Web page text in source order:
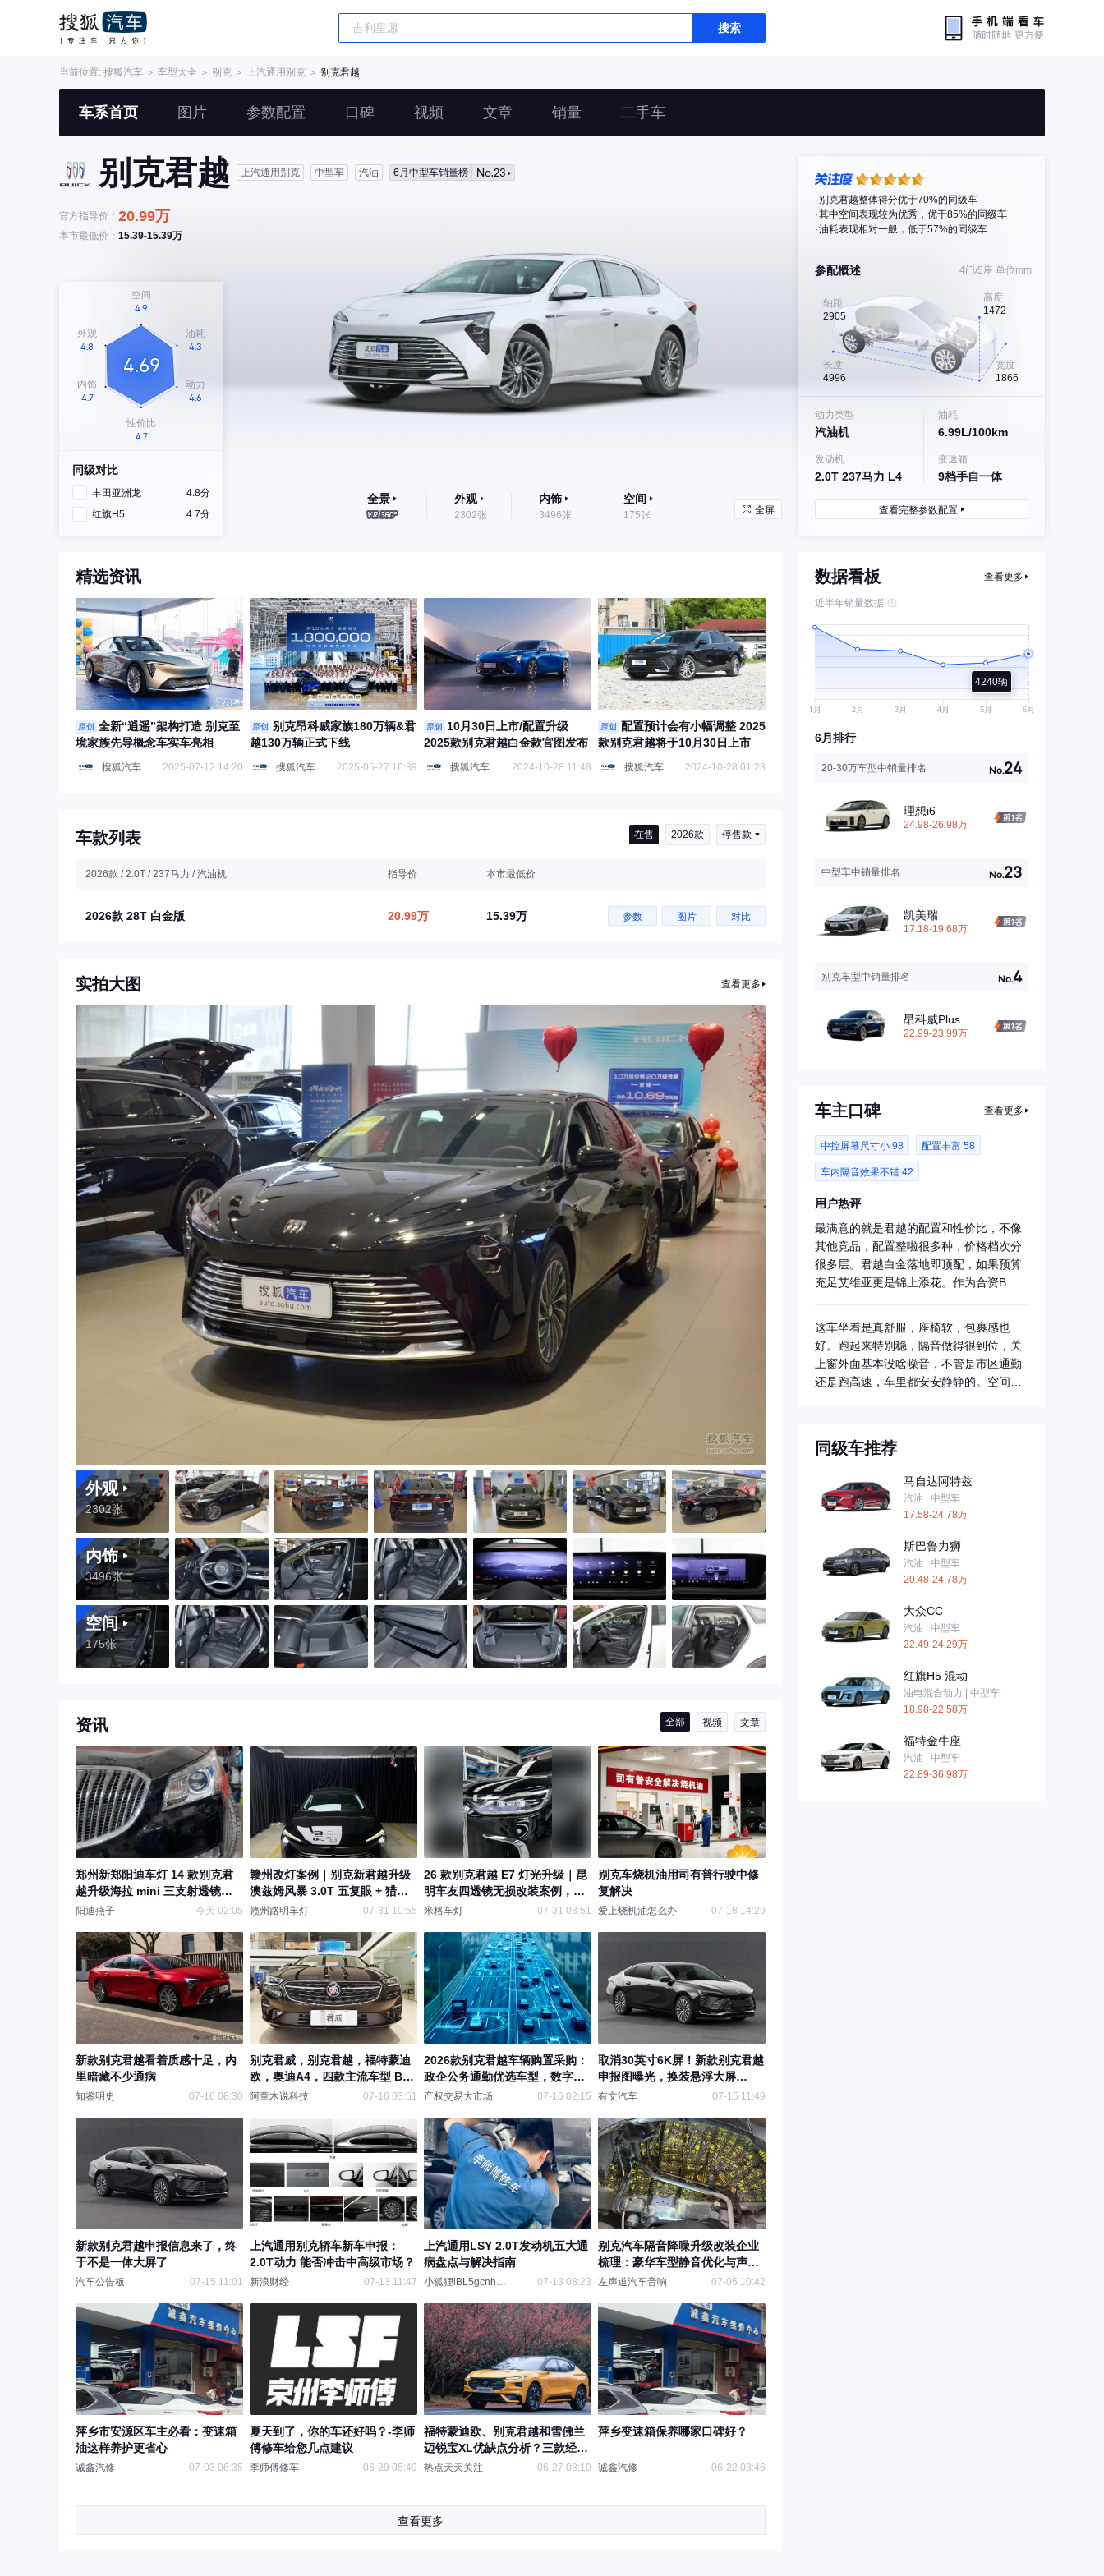
搜索
当前位置: 搜狐汽车 ＞ 车型大全 ＞ 别克 ＞ 上汽通用别克 ＞ 别克君越
车系首页 图片 参数配置 口碑 视频 文章 销量 二手车
别克君越 上汽通用别克 中型车 汽油 6月中型车销量榜 No.23
官方指导价： 20.99万
本市最低价： 15.39-15.39万
同级对比
丰田亚洲龙
4.8分
红旗H5
4.7分
全景 外观
2302张
内饰
3496张
空间
175张 全屏
别克君越整体得分优于70%的同级车
其中空间表现较为优秀，优于85%的同级车
油耗表现相对一般，低于57%的同级车
参配概述 4门/5座 单位mm
轴距
2905
高度
1472
长度
4996
宽度
1866
动力类型
汽油机
油耗
6.99L/100km
发动机
2.0T 237马力 L4
变速箱
9档手自一体
查看完整参数配置
精选资讯
原创
全新“逍遥”架构打造 别克至
境家族先导概念车实车亮相
搜狐汽车 2025-07-12 14:20
原创
别克昂科威家族180万辆&君
越130万辆正式下线
搜狐汽车 2025-05-27 16:39
原创
10月30日上市/配置升级
2025款别克君越白金款官图发布
搜狐汽车 2024-10-28 11:48
原创
配置预计会有小幅调整 2025
款别克君越将于10月30日上市
搜狐汽车 2024-10-28 01:23
车款列表 在售 2026款 停售款
2026款 / 2.0T / 237马力 / 汽油机 指导价 本市最低价
2026款 28T 白金版 20.99万 15.39万 参数 图片 对比
实拍大图 查看更多
外观
2302张
内饰
3496张
空间
175张
资讯 全部 视频 文章
郑州新郑阳迪车灯 14 款别克君
越升级海拉 mini 三支射透镜改
装案例实测效果分享
阳迪燕子 今天 02:05
赣州改灯案例｜别克新君越升级
澳兹姆风暴 3.0T 五复眼 + 猎阵
者矩阵模组，提升夜间行车安全
赣州路明车灯 07-31 10:55
26 款别克君越 E7 灯光升级｜昆
明车友四透镜无损改装案例，高
速山路夜间照明质变
米格车灯 07-31 03:51
别克车烧机油用司有普行驶中修
复解决
爱上烧机油怎么办 07-18 14:29
新款别克君越看着质感十足，内
里暗藏不少通病
知鉴明史 07-16 08:30
别克君威，别克君越，福特蒙迪
欧，奥迪A4，四款主流车型 B级
车
阿童木说科技 07-16 03:51
2026款别克君越车辆购置采购：
政企公务通勤优选车型，数字化
采购规范购车全流程
产权交易大市场 07-16 02:15
取消30英寸6K屏！新款别克君越
申报图曝光，换装悬浮大屏
+2.0T动力
有文汽车 07-15 11:49
新款别克君越申报信息来了，终
于不是一体大屏了
汽车公告板 07-15 11:01
上汽通用别克轿车新车申报：
2.0T动力 能否冲击中高级市场？
新浪财经 07-13 11:47
上汽通用LSY 2.0T发动机五大通
病盘点与解决指南
小狐狸iBL5gcnh4L 07-13 08:23
别克汽车隔音降噪升级改装企业
梳理：豪华车型静音优化与声场
调校场景解决方案
左声道汽车音响 07-05 10:42
萍乡市安源区车主必看：变速箱
油这样养护更省心
诚鑫汽修 07-03 06:35
夏天到了，你的车还好吗？-李师
傅修车给您几点建议
李师傅修车 06-29 05:49
福特蒙迪欧、别克君越和雪佛兰
迈锐宝XL优缺点分析？三款经典
合资中型轿车性价比怎么样？
热点天天关注 06-27 08:10
萍乡变速箱保养哪家口碑好？
诚鑫汽修 06-22 03:46
查看更多
数据看板 查看更多
近半年销量数据
4240辆
6月排行
20-30万车型中销量排名 No.24
理想i6
24.98-26.98万
中型车中销量排名 No.23
凯美瑞
17.18-19.68万
别克车型中销量排名 No.4
昂科威Plus
22.99-23.99万
车主口碑 查看更多
中控屏幕尺寸小 98 配置丰富 58
车内隔音效果不错 42
用户热评
最满意的就是君越的配置和性价比，不像
其他竞品，配置整啦很多种，价格档次分
很多层。君越白金落地即顶配，如果预算
充足艾维亚更是锦上添花。作为合资B级
这车坐着是真舒服，座椅软，包裹感也
好。跑起来特别稳，隔音做得很到位，关
上窗外面基本没啥噪音，不管是市区通勤
还是跑高速，车里都安安静静的。空间也
同级车推荐
马自达阿特兹
汽油 | 中型车
17.58-24.78万
斯巴鲁力狮
汽油 | 中型车
20.48-24.78万
大众CC
汽油 | 中型车
22.49-24.29万
红旗H5 混动
油电混合动力 | 中型车
18.98-22.58万
福特金牛座
汽油 | 中型车
22.89-36.98万